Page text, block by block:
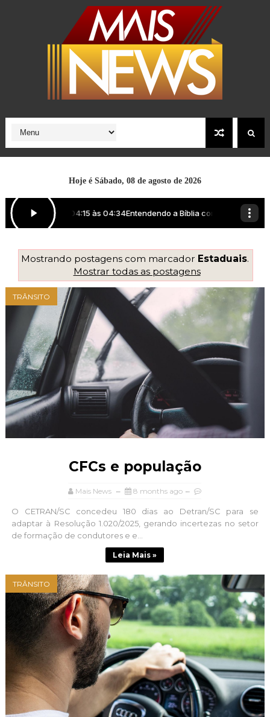
Hoje é Sábado, 08 de agosto de 2026
Mostrando postagens com marcador Estaduais.
Mostrar todas as postagens
TRÂNSITO
CFCs e população
Mais News 8 months ago
O CETRAN/SC concedeu 180 dias ao Detran/SC para se
adaptar à Resolução 1.020/2025, gerando incertezas no setor
de formação de condutores e e...
Leia Mais »
TRÂNSITO